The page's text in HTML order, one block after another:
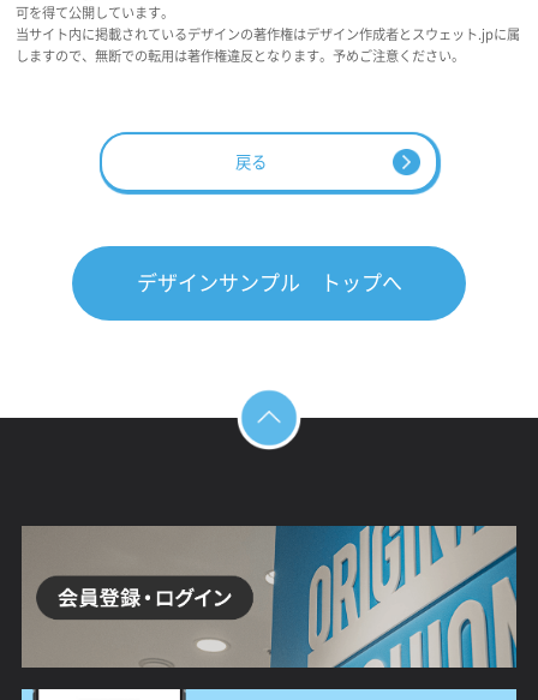
可を得て公開しています。
当サイト内に掲載されているデザインの著作権はデザイン作成者とスウェット.jpに属
しますので、無断での転用は著作権違反となります。予めご注意ください。
戻る
デザインサンプル トップへ